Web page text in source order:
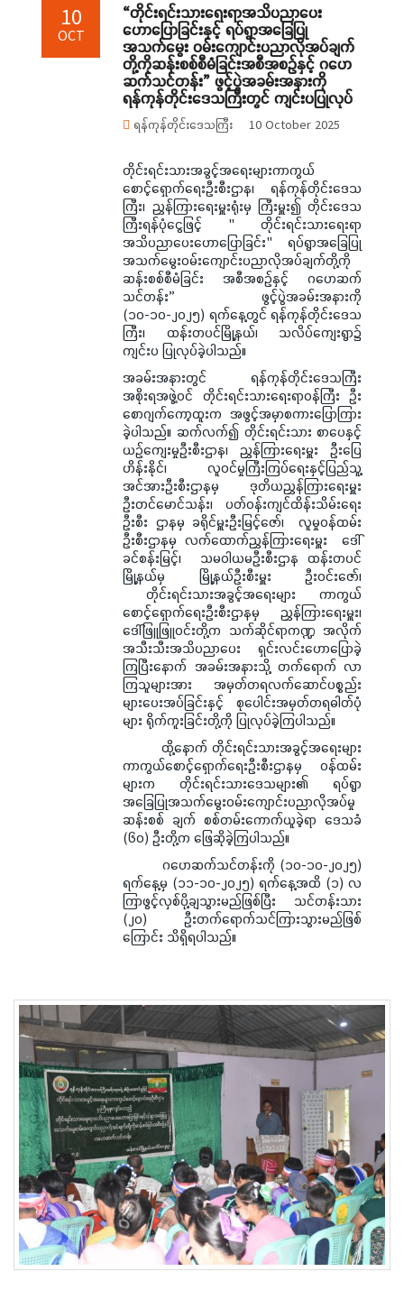
10
OCT
“တိုင်းရင်းသားရေးရာအသိပညာပေး
ဟောပြောခြင်းနှင့် ရပ်ရွာအခြေပြု
အသက်မွေး ဝမ်းကျောင်းပညာလိုအပ်ချက်
တို့ကိုဆန်းစစ်စီမံခြင်းအစီအစဉ်နှင့် ဂ‌‌‌ဟေ
ဆက်သင်တန်း” ဖွင့်ပွဲအခမ်းအနားကို
ရန်ကုန်တိုင်းဒေသကြီးတွင် ကျင်းပပြုလုပ်
ရန်ကုန်တိုင်းဒေသကြီး 10 October 2025
တိုင်းရင်းသားအခွင့်အရေးများကာကွယ်
စောင့်ရှောက်ရေးဦးစီးဌာန၊ ရန်ကုန်တိုင်းဒေသ
ကြီး၊ ညွှန်ကြားရေးမှူးရုံးမှ ကြီးမှူး၍ တိုင်းဒေသ
ကြီးရန်ပုံငွေဖြင့် " တိုင်းရင်းသားရေးရာ
အသိပညာပေးဟောပြောခြင်း" ရပ်ရွာအခြေပြု
အသက်မွေးဝမ်းကျောင်းပညာလိုအပ်ချက်တို့ကို
ဆန်းစစ်စီမံခြင်း အစီအစဉ်နှင့် ဂဟေဆက်
သင်တန်း” ဖွင့်ပွဲအခမ်းအနားကို
(၁၀-၁၀-၂၀၂၅) ရက်နေ့တွင် ရန်ကုန်တိုင်းဒေသ
ကြီး၊ ထန်းတပင်မြို့နယ်၊ သလိပ်ကျေးရွာ၌
ကျင်းပ ပြုလုပ်ခဲ့ပါသည်။
အခမ်းအနားတွင် ရန်ကုန်တိုင်းဒေသကြီး
အစိုးရအဖွဲ့ဝင် တိုင်းရင်းသားရေးရာဝန်ကြီး ဦး
စောဂျက်ကော့ထူးက အဖွင့်အမှာစကားပြောကြား
ခဲ့ပါသည်။ ဆက်လက်၍ တိုင်းရင်းသား စာပေနှင့်
ယဉ်ကျေးမှုဦးစီးဌာန၊ ညွှန်ကြားရေးမှူး ဦးပြေ
ဟိန်းနိုင်၊ လူဝင်မှုကြီးကြပ်ရေးနှင့်ပြည်သူ့
အင်အားဦးစီးဌာနမှ ဒုတိယညွှန်ကြားရေးမှူး
ဦးတင်မောင်သန်း၊ ပတ်ဝန်းကျင်ထိန်းသိမ်းရေး
ဦးစီး ဌာနမှ ခရိုင်မှူးဦးမြင့်ဇော်၊ လူမှုဝန်ထမ်း
ဦးစီးဌာနမှ လက်ထောက်ညွှန်ကြားရေးမှူး ဒေါ်
ခင်စန်းမြင့်၊ သမဝါယမဦးစီးဌာန ထန်းတပင်
မြို့နယ်မှ မြို့နယ်ဦးစီးမှူး ဦးဝင်းဇော်၊
တိုင်းရင်းသားအခွင့်အရေးများ ကာကွယ်
စောင့်ရှောက်ရေးဦးစီးဌာနမှ ညွှန်ကြားရေးမှူး၊
ဒေါ်ဖြူဖြူဝင်းတို့က သက်ဆိုင်ရာကဏ္ဍ အလိုက်
အသီးသီးအသိပညာပေး ရှင်းလင်းဟောပြောခဲ့
ကြပြီးနောက် အခမ်းအနားသို့ တက်ရောက် လာ
ကြသူများအား အမှတ်တရလက်ဆောင်ပစ္စည်း
များပေးအပ်ခြင်းနှင့် စုပေါင်းအမှတ်တရဓါတ်ပုံ
များ ရိုက်ကူးခြင်းတို့ကို ပြုလုပ်ခဲ့ကြပါသည်။
ထို့နောက် တိုင်းရင်းသားအခွင့်အရေးများ
ကာကွယ်စောင့်ရှောက်ရေးဦးစီးဌာနမှ ဝန်ထမ်း
များက တိုင်းရင်းသားဒေသများ၏ ရပ်ရွာ
အခြေပြုအသက်မွေးဝမ်းကျောင်းပညာလိုအပ်မှု
ဆန်းစစ် ချက် စစ်တမ်းကောက်ယူခဲ့ရာ ဒေသခံ
(၆၀) ဦးတို့က ဖြေဆိုခဲ့ကြပါသည်။
ဂဟေဆက်သင်တန်းကို (၁၀-၁၀-၂၀၂၅)
ရက်နေ့မှ (၁၁-၁၀-၂၀၂၅) ရက်နေ့အထိ (၁) လ
ကြာဖွင့်လှစ်ပို့ချသွားမည်ဖြစ်ပြီး သင်တန်းသား
(၂၀) ဦးတက်ရောက်သင်ကြားသွားမည်ဖြစ်
ကြောင်း သိရှိရပါသည်။